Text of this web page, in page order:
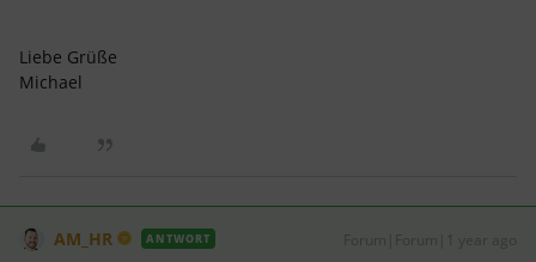
Liebe Grüße
Michael
AM_HR ANTWORT